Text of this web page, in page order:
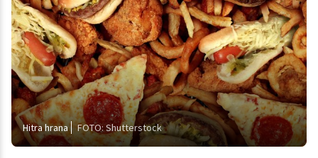
Hitra hrana FOTO: Shutterstock